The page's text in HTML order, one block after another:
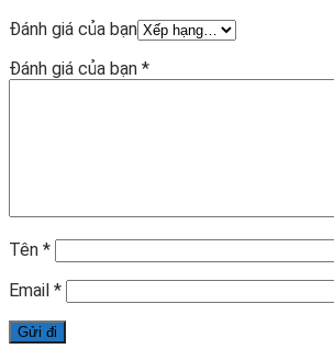
Đánh giá của bạn
Đánh giá của bạn *
Tên *
Email *